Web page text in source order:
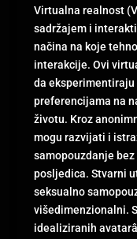
Virtualna realnost
sadržajem i
načina na koje
interakcije. Ovi
da
preferencijama na
životu. Kroz
mogu razvijati i
samopouzdanje
posljedica. Stvarni
seksualno
višedimenzionalni.
idealiziranih